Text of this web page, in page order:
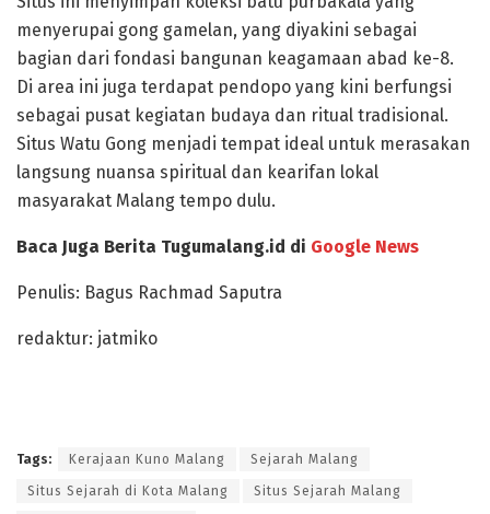
menyerupai gong gamelan, yang diyakini sebagai
bagian dari fondasi bangunan keagamaan abad ke-8.
Di area ini juga terdapat pendopo yang kini berfungsi
sebagai pusat kegiatan budaya dan ritual tradisional.
Situs Watu Gong menjadi tempat ideal untuk merasakan
langsung nuansa spiritual dan kearifan lokal
masyarakat Malang tempo dulu.
Baca Juga Berita Tugumalang.id di Google News
Penulis: Bagus Rachmad Saputra
redaktur: jatmiko
Tags: Kerajaan Kuno Malang Sejarah Malang
Situs Sejarah di Kota Malang Situs Sejarah Malang